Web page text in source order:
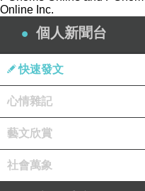
Online Inc.
個人新聞台
快速發文
心情雜記
藝文欣賞
社會萬象